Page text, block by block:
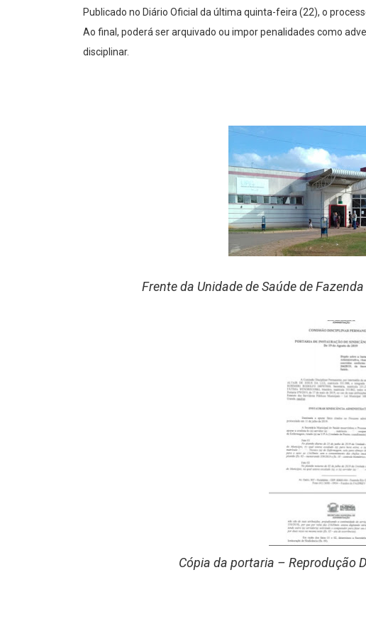
Publicado no Diário Oficial da última quinta-feira (22), o
Ao final, poderá ser arquivado ou impor penalidades como
disciplinar.
Frente da Unidade de Saúde de
Cópia da portaria – Reprodução